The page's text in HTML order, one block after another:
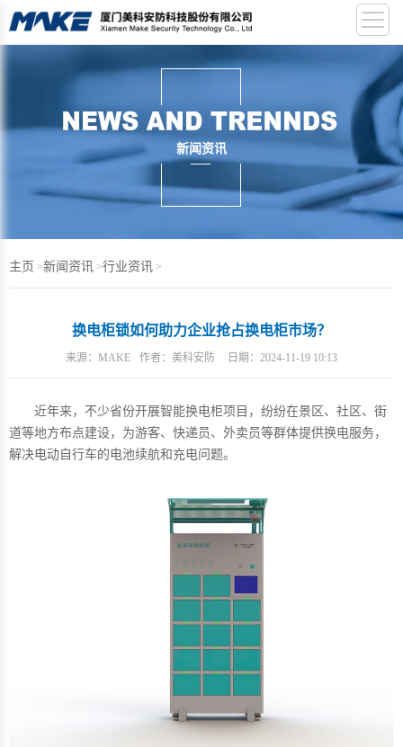
新闻资讯
主页 >新闻资讯 >行业资讯 >
换电柜锁如何助力企业抢占换电柜市场？
来源： MAKE 作者： 美科安防 日期： 2024-11-19 10:13
近年来，不少省份开展智能换电柜项目，纷纷在景区、社区、街
道等地方布点建设，为游客、快递员、外卖员等群体提供换电服务，
解决电动自行车的电池续航和充电问题。